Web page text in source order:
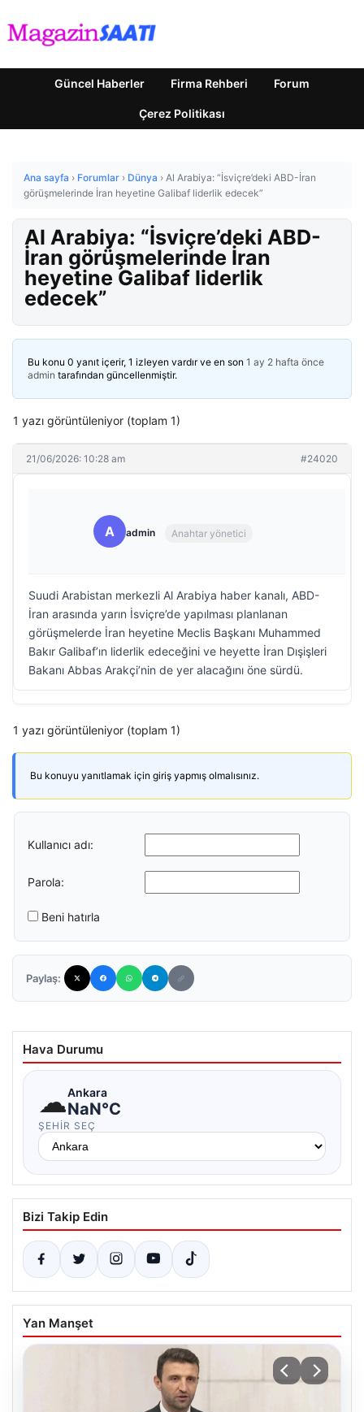
Güncel Haberler Firma Rehberi Forum
Çerez Politikası
Ana sayfa › Forumlar › Dünya › Al Arabiya: “İsviçre’deki ABD-İran
görüşmelerinde İran heyetine Galibaf liderlik edecek”
Al Arabiya: “İsviçre’deki ABD-
İran görüşmelerinde İran
heyetine Galibaf liderlik
edecek”
Bu konu 0 yanıt içerir, 1 izleyen vardır ve en son 1 ay 2 hafta önce
admin tarafından güncellenmiştir.
1 yazı görüntüleniyor (toplam 1)
21/06/2026: 10:28 am #24020
A admin Anahtar yönetici
Suudi Arabistan merkezli Al Arabiya haber kanalı, ABD-
İran arasında yarın İsviçre’de yapılması planlanan
görüşmelerde İran heyetine Meclis Başkanı Muhammed
Bakır Galibaf’ın liderlik edeceğini ve heyette İran Dışişleri
Bakanı Abbas Arakçi’nin de yer alacağını öne sürdü.
1 yazı görüntüleniyor (toplam 1)
Bu konuyu yanıtlamak için giriş yapmış olmalısınız.
Kullanıcı adı:
Parola:
Beni hatırla
Paylaş:
Hava Durumu
☁Ankara
NaN°C
ŞEHIR SEÇ
Bizi Takip Edin
Yan Manşet